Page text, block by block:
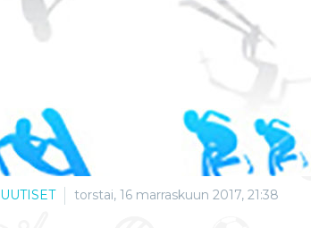
UUTISET torstai, 16 marraskuun 2017, 21:38